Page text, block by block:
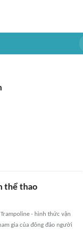
thể thao
- hình thức vận
gia của đông đảo người